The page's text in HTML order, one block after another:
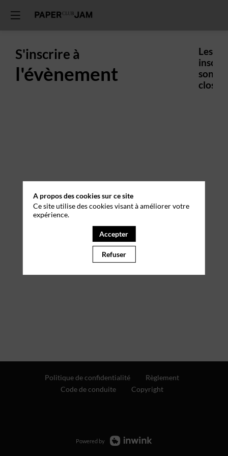
S'inscrire à
l'évènement
Les
sont
closes.
Politique de confidentialité
Règlement
Code de conduite
Copyright
Powered by
A propos des cookies sur ce site
Ce site utilise des cookies visant à améliorer votre
expérience.
Accepter
Refuser